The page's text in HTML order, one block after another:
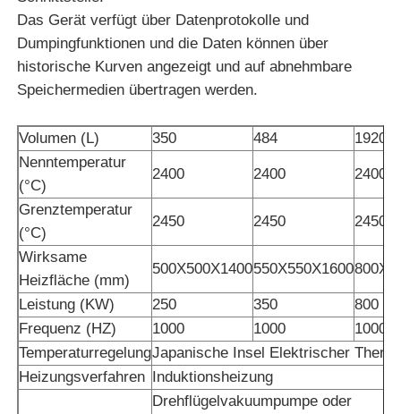
Ofen der hohen Temperatur
Industrieller Warmwasserkessel
Gasbetriebener Kessel
BiomasseDampfkessel
Vakuumtrockenofen
CCM-Gießmaschine
Das Gerät verfügt über Datenprotokolle und
Dumpingfunktionen und die Daten können über
historische Kurven angezeigt und auf abnehmbare
Speichermedien übertragen werden.
Volumen (L) 350 484
1920
Nenntemperatur
(°C)
2400 2400 2400
Grenztemperatur
(°C)
2450 2450 2450
Wirksame
Heizfläche (mm)
500X500X1400550X550X1600
Leistung (KW) 250 350
800
Frequenz (HZ)
1000 1000
1000
TemperaturregelungJapanische Insel Elektrischer
Heizungsverfahren Induktionsheizung
Drehflügelvakuumpumpe oder